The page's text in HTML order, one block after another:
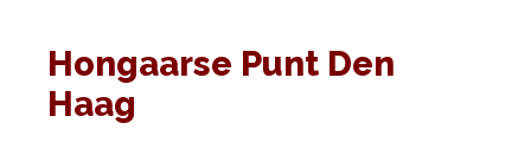
Hongaarse Punt Den
Haag